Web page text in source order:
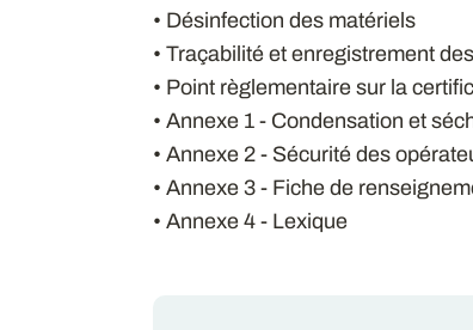
• Désinfection des matériels
• Traçabilité et enregistrement
• Point règlementaire sur la
• Annexe 1 - Condensation et
• Annexe 2 - Sécurité des
• Annexe 3 - Fiche de
• Annexe 4 - Lexique